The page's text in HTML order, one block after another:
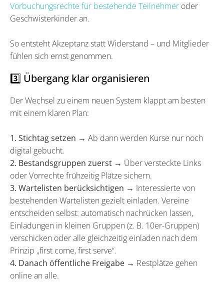
Vorbuchungsrechte für bestehende Teilnehmer oder
Geschwisterkinder an.
So entsteht Akzeptanz statt Widerstand – und Mitglieder
fühlen sich ernst genommen.
3️⃣ Übergang klar organisieren
Der Wechsel zu einem neuen System klappt am besten
mit einem klaren Plan:
1. Stichtag setzen → Ab dann werden Kurse nur noch
digital gebucht.
2. Bestandsgruppen zuerst → Über versteckte Links
oder Vorrechte frühzeitig Plätze sichern.
3. Wartelisten berücksichtigen → Interessierte von
bestehenden Wartelisten gezielt einladen. Vereine
entscheiden selbst: automatisch nachrücken lassen,
Einladungen in kleinen Gruppen (z. B. 10er-Gruppen)
verschicken oder alle gleichzeitig einladen nach dem
Prinzip „first come, first serve“.
4. Danach öffentliche Freigabe → Restplätze gehen
online an alle.